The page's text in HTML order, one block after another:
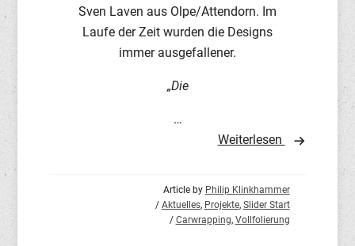
Sven Laven aus Olpe/Attendorn. Im
Laufe der Zeit wurden die Designs
immer ausgefallener.
„Die
…
Weiterlesen
Article by Philip Klinkhammer
/ Aktuelles, Projekte, Slider Start
/ Carwrapping, Vollfolierung